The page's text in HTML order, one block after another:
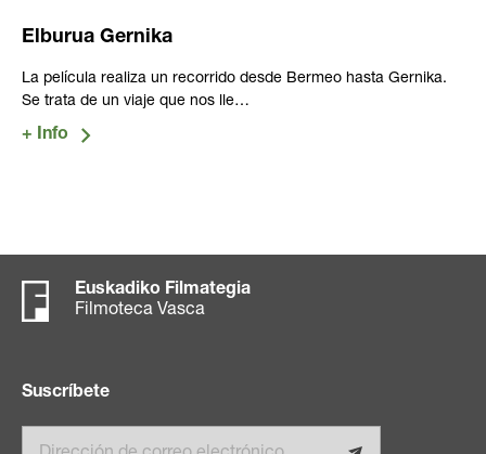
Elburua Gernika
La película realiza un recorrido desde Bermeo hasta Gernika.
Se trata de un viaje que nos lle…
Euskadiko Filmategia
Filmoteca Vasca
Suscríbete